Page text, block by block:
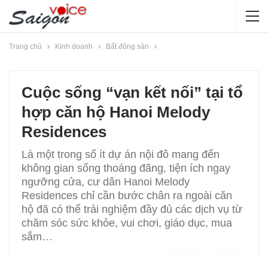
Trang chủ Kinh doanh Bất động sản
Cuộc sống “vạn kết nối” tại tổ
hợp căn hộ Hanoi Melody
Residences
Là một trong số ít dự án nội đô mang đến
không gian sống thoáng đãng, tiện ích ngay
ngưỡng cửa, cư dân Hanoi Melody
Residences chỉ cần bước chân ra ngoài căn
hộ đã có thể trải nghiệm đầy đủ các dịch vụ từ
chăm sóc sức khỏe, vui chơi, giáo dục, mua
sắm…